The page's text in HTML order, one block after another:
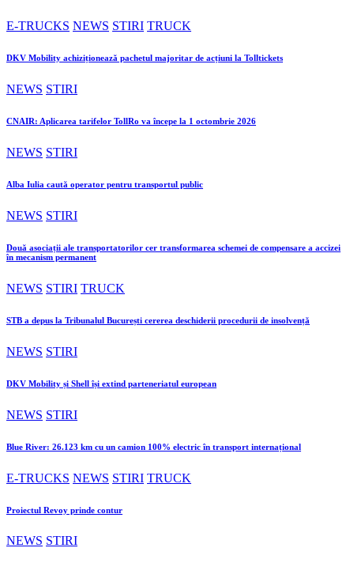
E-TRUCKS NEWS STIRI TRUCK
DKV Mobility achiziționează pachetul majoritar de acțiuni la Tolltickets
NEWS STIRI
CNAIR: Aplicarea tarifelor TollRo va începe la 1 octombrie 2026
NEWS STIRI
Alba Iulia caută operator pentru transportul public
NEWS STIRI
Două asociații ale transportatorilor cer transformarea schemei de compensare a accizei
în mecanism permanent
NEWS STIRI TRUCK
STB a depus la Tribunalul București cererea deschiderii procedurii de insolvență
NEWS STIRI
DKV Mobility și Shell își extind parteneriatul european
NEWS STIRI
Blue River: 26.123 km cu un camion 100% electric în transport internațional
E-TRUCKS NEWS STIRI TRUCK
Proiectul Revoy prinde contur
NEWS STIRI